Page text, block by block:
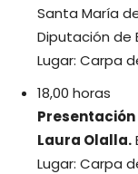
Santa María
Diputación de
Lugar: Carpa
18,00 horas
Laura Olalla.
Lugar: Carpa